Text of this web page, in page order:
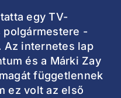
egy TV-
polgármestere -
Az internetes lap
és a Márki Zay
függetlennek
ez volt az első